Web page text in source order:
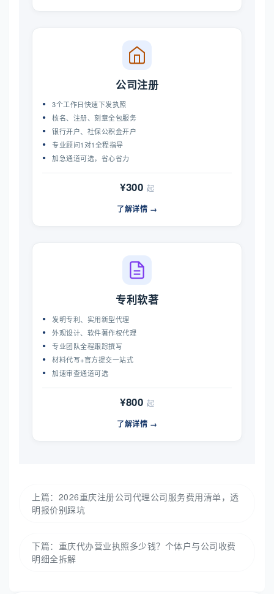
公司注册
3个工作日快速下发执照
核名、注册、刻章全包服务
银行开户、社保公积金开户
专业顾问1对1全程指导
加急通道可选，省心省力
¥300 起
了解详情 →
专利软著
发明专利、实用新型代理
外观设计、软件著作权代理
专业团队全程跟踪撰写
材料代写+官方提交一站式
加速审查通道可选
¥800 起
了解详情 →
上篇： 2026重庆注册公司代理公司服务费用清单，透
明报价别踩坑
下篇： 重庆代办营业执照多少钱？个体户与公司收费
明细全拆解